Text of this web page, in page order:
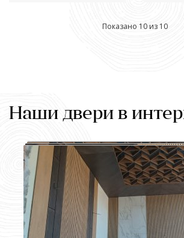
Показано 10 из 10
Наши двери в